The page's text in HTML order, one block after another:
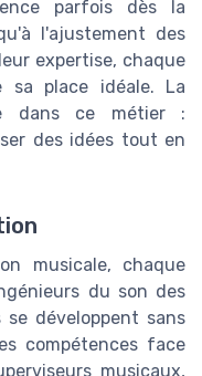
parfois dès la
l'ajustement des
expertise, chaque
sa place idéale. La
dans ce métier :
des idées tout en
musicale, chaque
du son des
développent sans
compétences face
musicaux,